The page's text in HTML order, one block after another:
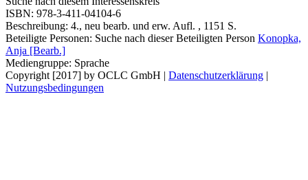
ISBN: 978-3-411-04104-6
Beschreibung: 4., neu bearb. und erw. Aufl. , 1151 S.
Beteiligte Personen: Suche nach dieser Beteiligten Person Konopka,
Anja [Bearb.]
Mediengruppe: Sprache
Copyright [2017] by OCLC GmbH | Datenschutzerklärung |
Nutzungsbedingungen